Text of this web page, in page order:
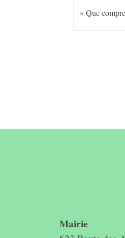
Que
Mairie